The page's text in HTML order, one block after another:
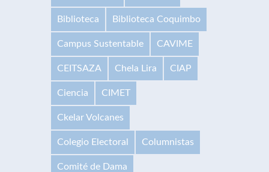
Biblioteca Biblioteca Coquimbo
Campus Sustentable CAVIME
CEITSAZA Chela Lira CIAP
Ciencia CIMET
Ckelar Volcanes
Colegio Electoral Columnistas
Comité de Dama